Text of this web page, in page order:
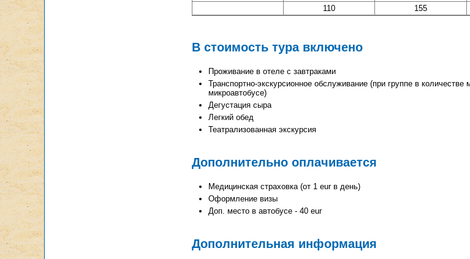
110
155
В стоимость тура включено
Проживание в отеле с завтраками
Транспортно-экскурсионное обслуживание (при группе в
микроавтобусе)
Дегустация сыра
Легкий обед
Театрализованная экскурсия
Дополнительно оплачивается
Медицинская страховка (от 1 eur в день)
Оформление визы
Доп. место в автобусе - 40 eur
Дополнительная информация